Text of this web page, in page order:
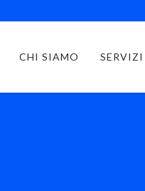
CHI SIAMO SERVIZI